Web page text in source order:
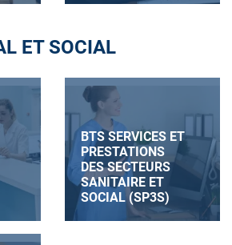
ET SOCIAL
BTS SERVICES ET
PRESTATIONS
DES SECTEURS
SANITAIRE ET
SOCIAL (SP3S)